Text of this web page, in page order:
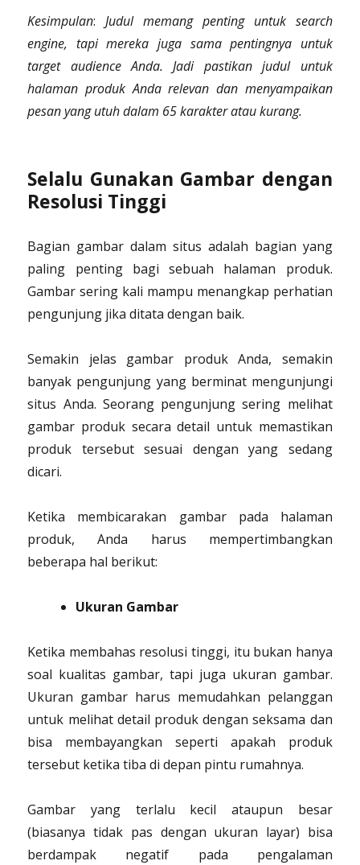
Kesimpulan:Judul memang penting untuk search
engine, tapi mereka juga sama pentingnya untuk
target audience Anda. Jadi pastikan judul untuk
halaman produk Anda relevan dan menyampaikan
pesan yang utuh dalam 65 karakter atau kurang.
Selalu Gunakan Gambar dengan
Resolusi Tinggi
Bagian gambar dalam situs adalah bagian yang
paling penting bagi sebuah halaman produk.
Gambar sering kali mampu menangkap perhatian
pengunjung jika ditata dengan baik.
Semakin jelas gambar produk Anda, semakin
banyak pengunjung yang berminat mengunjungi
situs Anda. Seorang pengunjung sering melihat
gambar produk secara detail untuk memastikan
produk tersebut sesuai dengan yang sedang
dicari.
Ketika membicarakan gambar pada halaman
produk, Anda harus mempertimbangkan
beberapa hal berikut:
Ukuran Gambar
Ketika membahas resolusi tinggi, itu bukan hanya
soal kualitas gambar, tapi juga ukuran gambar.
Ukuran gambar harus memudahkan pelanggan
untuk melihat detail produk dengan seksama dan
bisa membayangkan seperti apakah produk
tersebut ketika tiba di depan pintu rumahnya.
Gambar yang terlalu kecil ataupun besar
(biasanya tidak pas dengan ukuran layar) bisa
berdampak negatif pada pengalaman